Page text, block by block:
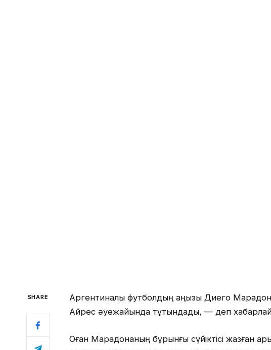
SHARE
Аргентиналық футболдың аңызы Диего
Айрес әуежайында тұтқындады, — деп
Оған Марадонаның бұрынғы сүйіктісі жазған